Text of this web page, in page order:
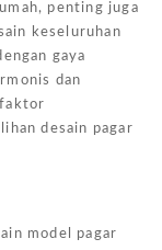
penting juga
keseluruhan
gaya
dan
desain pagar
model pagar